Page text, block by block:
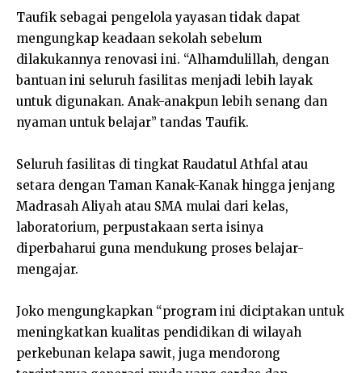
Taufik sebagai pengelola yayasan tidak dapat
mengungkap keadaan sekolah sebelum
dilakukannya renovasi ini. “Alhamdulillah, dengan
bantuan ini seluruh fasilitas menjadi lebih layak
untuk digunakan. Anak-anakpun lebih senang dan
nyaman untuk belajar” tandas Taufik.
Seluruh fasilitas di tingkat Raudatul Athfal atau
setara dengan Taman Kanak-Kanak hingga jenjang
Madrasah Aliyah atau SMA mulai dari kelas,
laboratorium, perpustakaan serta isinya
diperbaharui guna mendukung proses belajar-
mengajar.
Joko mengungkapkan “program ini diciptakan untuk
meningkatkan kualitas pendidikan di wilayah
perkebunan kelapa sawit, juga mendorong